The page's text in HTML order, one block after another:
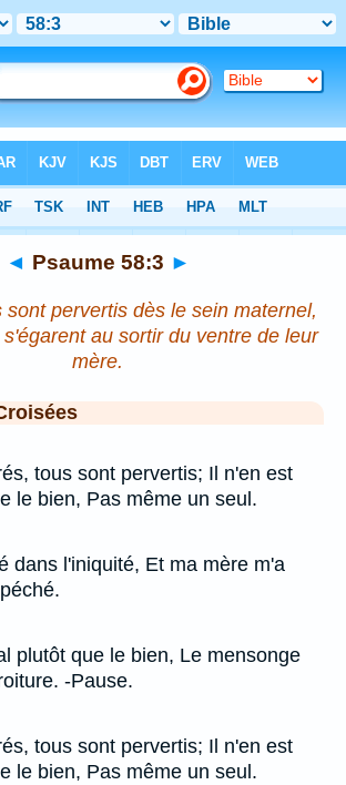
◄ Psaume 58:3 ►
sont pervertis dès le sein maternel,
au sortir du ventre de leur
mère.
tous sont pervertis; Il n'en est
le bien, Pas même un seul.
dans l'iniquité, Et ma mère m'a
plutôt que le bien, Le mensonge
-Pause.
tous sont pervertis; Il n'en est
le bien, Pas même un seul.